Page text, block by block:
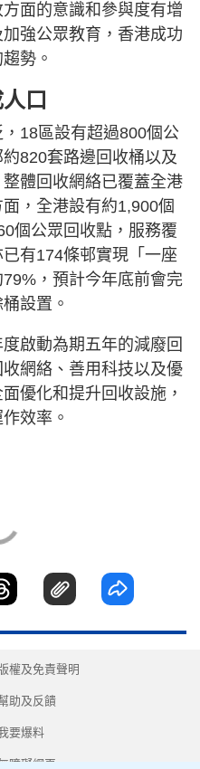
面的意識和參與度有增
強公眾教育，香港成功
勢。
口
18區設有超過800個公
820套路邊回收桶以及
體回收網絡已覆蓋全港
，全港設有約1,900個
個公眾回收點，服務覆
有174條邨實現「一座
，預計今年底前會完
設置。
啟動為期五年的減廢回
網絡、善用科技以及優
優化和提升回收設施，
效率。
權及免責聲明
助及反饋
要爆料
障礙網頁